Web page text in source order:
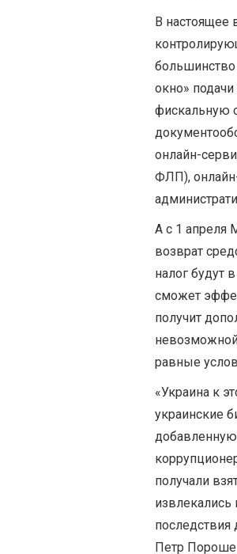
В настоящее
большинство
окно»
фискальную
онлайн-
ФЛП),
А с 1 апреля
возврат
налог будут
сможет
получит
равные
«Украина к
украинские
получали
последствия
Петр